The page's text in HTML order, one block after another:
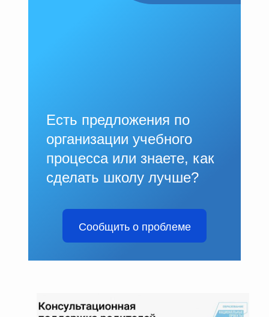
Есть предложения по
организации учебного
процесса или знаете, как
сделать школу лучше?
Сообщить о проблеме